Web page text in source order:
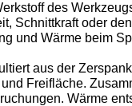
des
Schnittkraft oder
und Wärme beim
aus der
Freifläche.
Wärme